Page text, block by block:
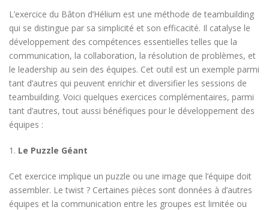
L’exercice du Bâton d’Hélium est une méthode de teambuilding
qui se distingue par sa simplicité et son efficacité. Il catalyse le
développement des compétences essentielles telles que la
communication, la collaboration, la résolution de problèmes, et
le leadership au sein des équipes. Cet outil est un exemple parmi
tant d’autres qui peuvent enrichir et diversifier les sessions de
teambuilding. Voici quelques exercices complémentaires, parmi
tant d’autres, tout aussi bénéfiques pour le développement des
équipes :
1. Le Puzzle Géant
Cet exercice implique un puzzle ou une image que l’équipe doit
assembler. Le twist ? Certaines pièces sont données à d’autres
équipes et la communication entre les groupes est limitée ou